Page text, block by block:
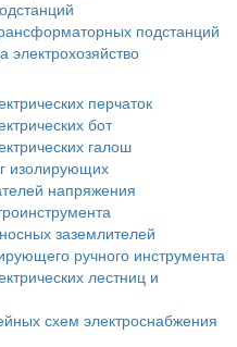
подстанций
электрохозяйство
перчаток
бот
галош
изолирующих
напряжения
заземлителей
ручного инструмента
лестниц и
схем электроснабжения